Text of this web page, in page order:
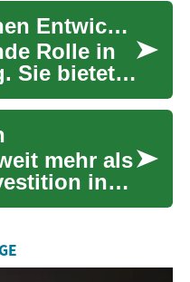
Kinderbetreuung: Schlüssel zur frühkindlichen Entwicklung und Bildung
Rolle in
Sie bietet
mehr als
in